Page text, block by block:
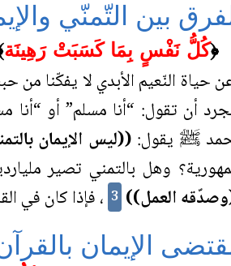
بين التّمنّي
﴿كُلُّ نَفْسٍ بِمَا كَسَبَتْ رَهِينَة
حياة النّعيم الأبدي لا يفكّنا من
أن تقول: “أنا مسلم” أو
ﷺ يقول: ((ليس الإيمان
وهل بالتمني تصير
العمل)) 3 ، فإذا كان في
الإيمان